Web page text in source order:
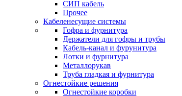
СИП кабель
Прочее
Кабеленесущие системы
Гофра и фурнитура
Держатели для гофры и трубы
Кабель-канал и фурунитура
Лотки и фурнитура
Металлорукав
Труба гладкая и фурнитура
Огнестойкие решения
Огнестойкие коробки